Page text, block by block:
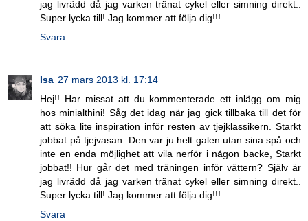
jag livrädd då jag varken tränat cykel eller simning direkt..
Super lycka till! Jag kommer att följa dig!!!
Svara
Isa 27 mars 2013 kl. 17:14
Hej!! Har missat att du kommenterade ett inlägg om mig
hos minialthini! Såg det idag när jag gick tillbaka till det för
att söka lite inspiration inför resten av tjejklassikern. Starkt
jobbat på tjejvasan. Den var ju helt galen utan sina spå och
inte en enda möjlighet att vila nerför i någon backe, Starkt
jobbat!! Hur går det med träningen inför vättern? Själv är
jag livrädd då jag varken tränat cykel eller simning direkt..
Super lycka till! Jag kommer att följa dig!!!
Svara